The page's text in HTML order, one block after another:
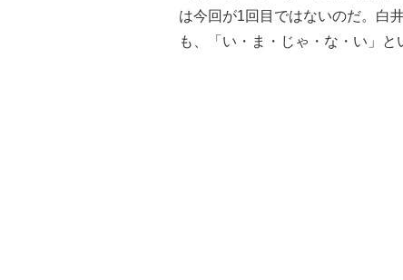
は今回が1回目ではないのだ。白
も、「い・ま・じゃ・な・い」と